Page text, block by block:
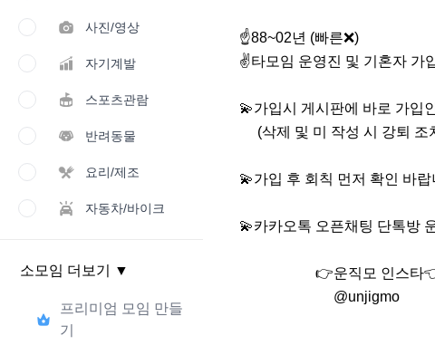
사진/영상
자기계발
스포츠관람
반려동물
요리/제조
자동차/바이크
소모임 더보기 ▼
프리미엄 모임 만들
기
☝88~02년 (빠른❌)
✌타모임 운영진 및 기혼자 가
💫가입시 게시판에 바로 가입
💫가입 후 회칙 먼저 확인 바랍
💫카카오톡 오픈채팅 단톡방
                          @unjigmo